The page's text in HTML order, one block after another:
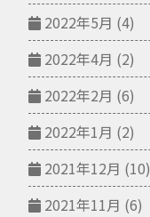
2022年5月 (4)
2022年4月 (2)
2022年2月 (6)
2022年1月 (2)
2021年12月 (10)
2021年11月 (6)